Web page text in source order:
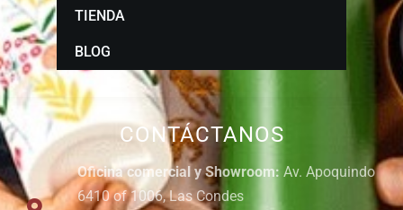
CONTÁCTANOS
Oficina comercial y Showroom: Av. Apoquindo
6410 of 1006, Las Condes
TIENDA
BLOG